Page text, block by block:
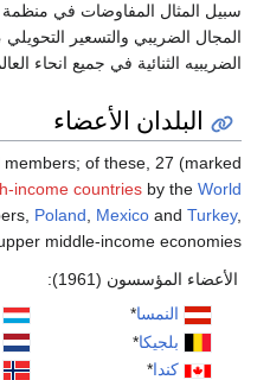
سبيل المثال المفاوضات في منظمة
المجال الضريبي والتسعير
الضريبيه الثنائية في جميع انحاء
البلدان الأعضاء
of these, 27 (marked
income countries by the World
Poland, Mexico and Turkey,
middle-income economies.
الأعضاء المؤسسون (1961):
النمسا*
بلجيكا*
كندا*